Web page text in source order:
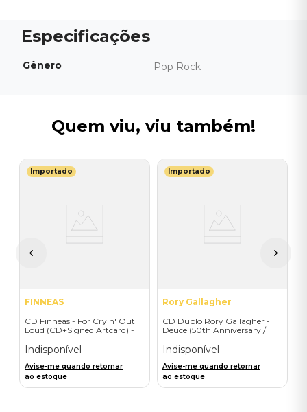
Gênero Pop Rock
Quem viu, viu também!
Importado
FINNEAS
CD Finneas - For Cryin' Out
Loud (CD+Signed Artcard) -
Indisponível
Avise-me quando retornar
ao estoque
Importado
Rory Gallagher
CD Duplo Rory Gallagher -
Deuce (50th Anniversary /
Indisponível
Avise-me quando retornar
ao estoque